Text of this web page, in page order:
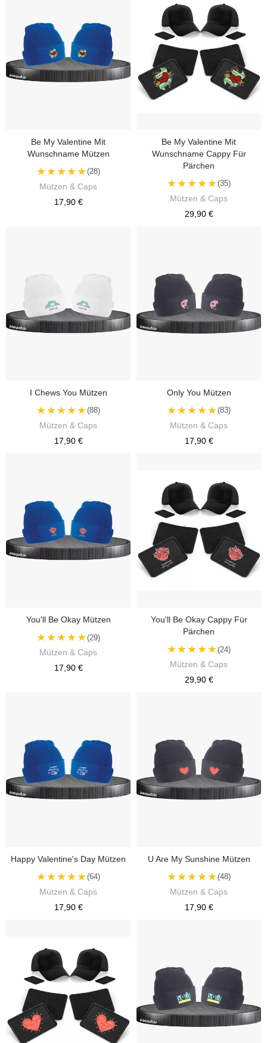
Be My Valentine Mit
Wunschname Mützen
★★★★★(28)
Mützen & Caps
17,90 €
Be My Valentine Mit
Wunschname Cappy Für
Pärchen
★★★★★(35)
Mützen & Caps
29,90 €
I Chews You Mützen
★★★★★(88)
Mützen & Caps
17,90 €
Only You Mützen
★★★★★(83)
Mützen & Caps
17,90 €
You'll Be Okay Mützen
★★★★★(29)
Mützen & Caps
17,90 €
You'll Be Okay Cappy Für
Pärchen
★★★★★(24)
Mützen & Caps
29,90 €
Happy Valentine's Day Mützen
★★★★★(64)
Mützen & Caps
17,90 €
U Are My Sunshine Mützen
★★★★★(48)
Mützen & Caps
17,90 €